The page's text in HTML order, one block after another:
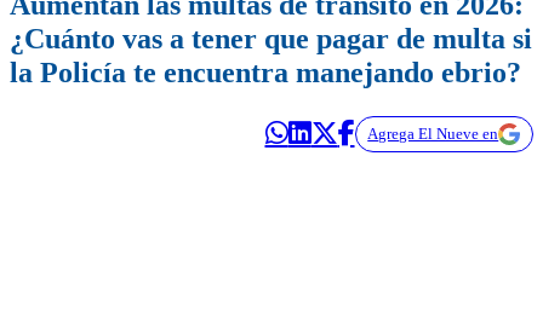
¿Cuánto vas a tener que pagar de multa si
la Policía te encuentra manejando ebrio?
Agrega El Nueve en